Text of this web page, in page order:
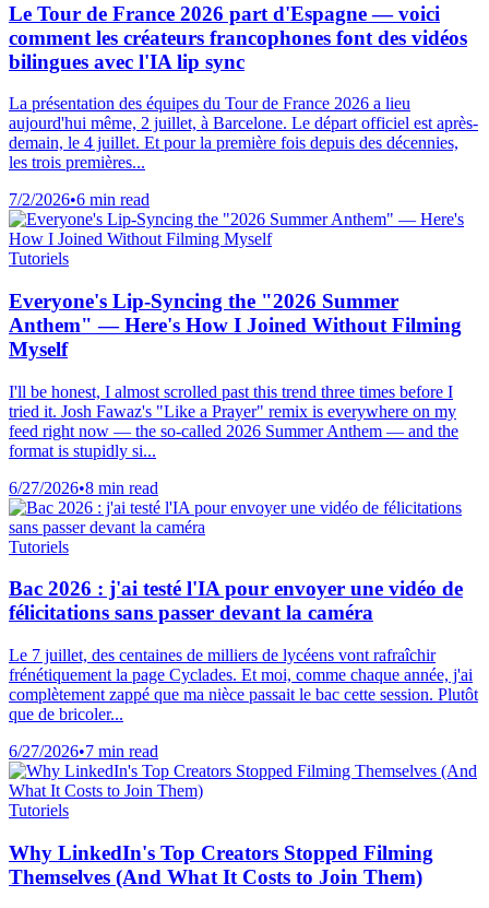
Le Tour de France 2026 part d'Espagne — voici
comment les créateurs francophones font des vidéos
bilingues avec l'IA lip sync
La présentation des équipes du Tour de France 2026 a lieu
aujourd'hui même, 2 juillet, à Barcelone. Le départ officiel est après-
demain, le 4 juillet. Et pour la première fois depuis des décennies,
les trois premières...
7/2/2026•6 min read
Tutoriels
Everyone's Lip-Syncing the "2026 Summer
Anthem" — Here's How I Joined Without Filming
Myself
I'll be honest, I almost scrolled past this trend three times before I
tried it. Josh Fawaz's "Like a Prayer" remix is everywhere on my
feed right now — the so-called 2026 Summer Anthem — and the
format is stupidly si...
6/27/2026•8 min read
Tutoriels
Bac 2026 : j'ai testé l'IA pour envoyer une vidéo de
félicitations sans passer devant la caméra
Le 7 juillet, des centaines de milliers de lycéens vont rafraîchir
frénétiquement la page Cyclades. Et moi, comme chaque année, j'ai
complètement zappé que ma nièce passait le bac cette session. Plutôt
que de bricoler...
6/27/2026•7 min read
Tutoriels
Why LinkedIn's Top Creators Stopped Filming
Themselves (And What It Costs to Join Them)